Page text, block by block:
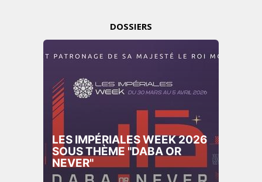
DOSSIERS
LES IMPÉRIALES WEEK 2026
SOUS THÈME "DABA OR
NEVER"